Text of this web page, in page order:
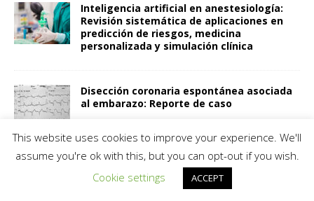
Inteligencia artificial en anestesiología:
Revisión sistemática de aplicaciones en
predicción de riesgos, medicina
personalizada y simulación clínica
Disección coronaria espontánea asociada
al embarazo: Reporte de caso
Ultrasound guided rhomboid intercostal
and subserratus plane block versus
subcostal transversus abdominis block in
This website uses cookies to improve your experience. We'll
assume you're ok with this, but you can opt-out if you wish.
Cookie settings
ACCEPT